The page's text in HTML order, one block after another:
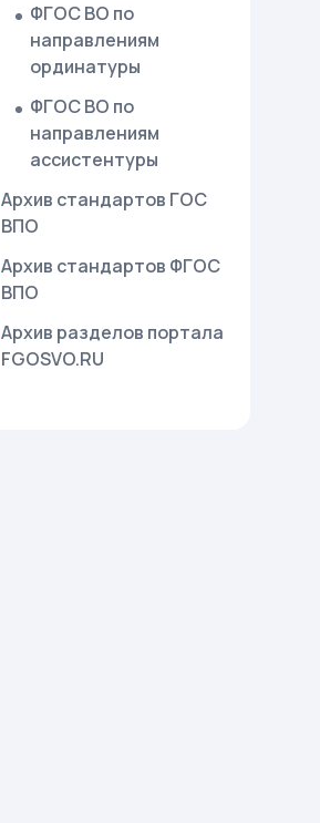
ФГОС ВО по
направлениям
ординатуры
ФГОС ВО по
направлениям
ассистентуры
Архив стандартов ГОС
ВПО
Архив стандартов ФГОС
ВПО
Архив разделов портала
FGOSVO.RU